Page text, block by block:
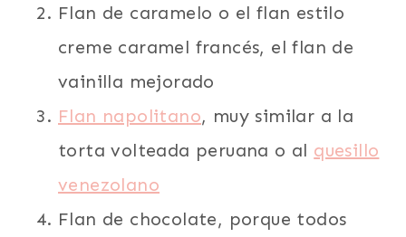
Flan de caramelo o el flan estilo
creme caramel francés, el flan de
vainilla mejorado
Flan napolitano, muy similar a la
torta volteada peruana o al quesillo
venezolano
Flan de chocolate, porque todos